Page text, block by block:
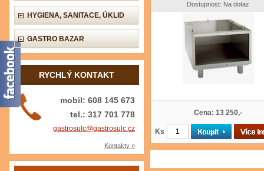
HYGIENA, SANITACE, ÚKLID
GASTRO BAZAR
RYCHLÝ KONTAKT
mobil: 608 145 673
tel.: 317 701 778
gastrosulc@gastrosulc.cz
Kontakty »
Dostupnost: Na dotaz
Cena: 13 250,-
Ks